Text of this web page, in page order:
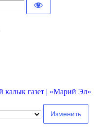
газет | «Марий Эл»